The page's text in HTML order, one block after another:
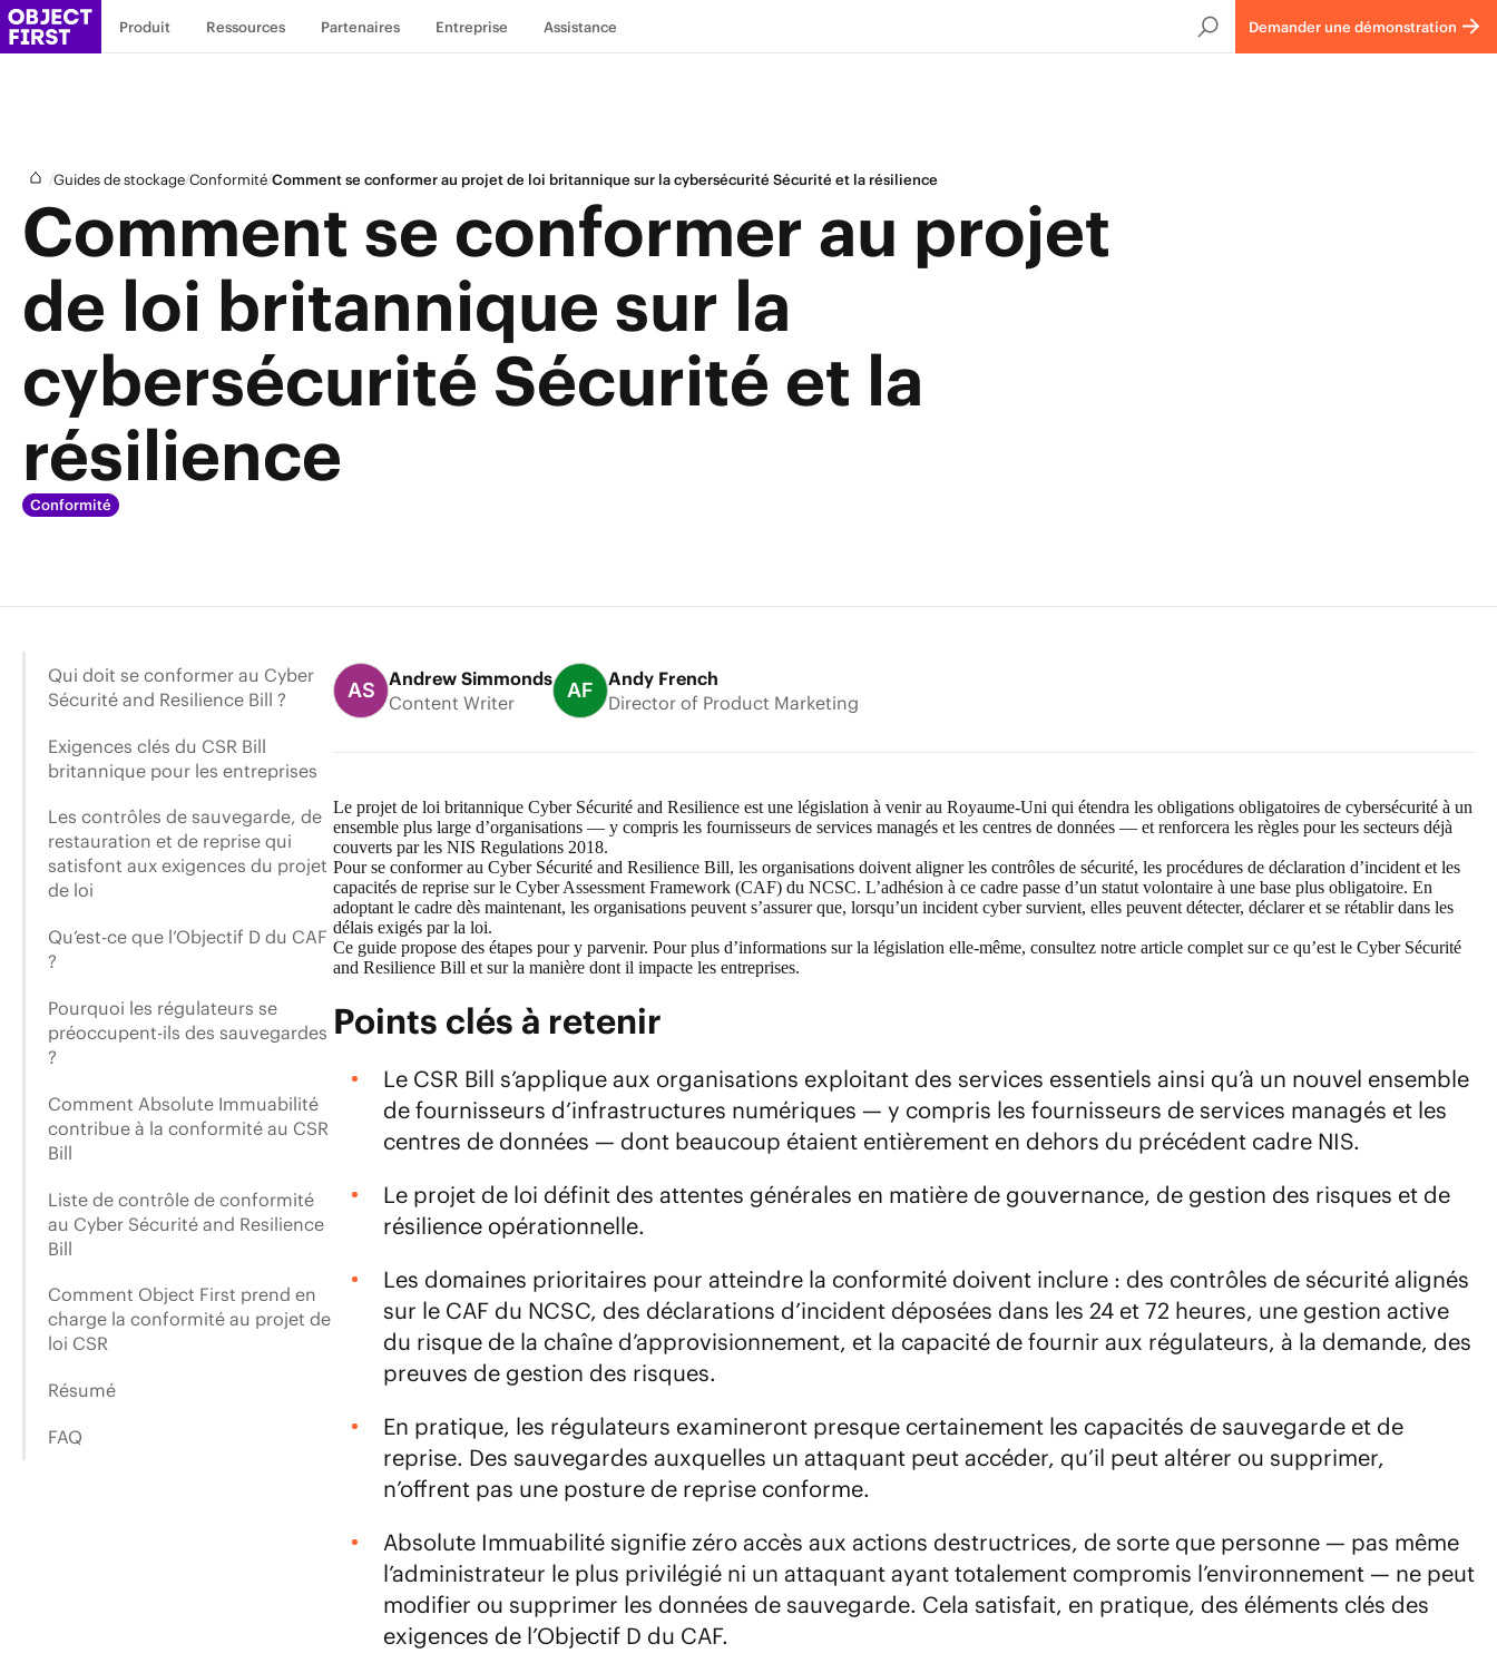
Produit Ressources Partenaires Entreprise Assistance Demander une démonstration
/Guides de stockage/Conformité/Comment se conformer au projet de loi britannique sur la cybersécurité Sécurité et la résilience
Comment se conformer au projet
de loi britannique sur la
cybersécurité Sécurité et la
résilience
Conformité
Qui doit se conformer au Cyber
Sécurité and Resilience Bill ?
Exigences clés du CSR Bill
britannique pour les entreprises
Les contrôles de sauvegarde, de
restauration et de reprise qui
satisfont aux exigences du projet
de loi
Qu’est-ce que l’Objectif D du CAF
?
Pourquoi les régulateurs se
préoccupent-ils des sauvegardes
?
Comment Absolute Immuabilité
contribue à la conformité au CSR
Bill
Liste de contrôle de conformité
au Cyber Sécurité and Resilience
Bill
Comment Object First prend en
charge la conformité au projet de
loi CSR
Résumé
FAQ
AS
Andrew Simmonds
Content Writer
AF
Andy French
Director of Product Marketing
Le projet de loi britannique Cyber Sécurité and Resilience est une législation à venir au Royaume-Uni qui étendra les obligations obligatoires de cybersécurité à un
ensemble plus large d’organisations — y compris les fournisseurs de services managés et les centres de données — et renforcera les règles pour les secteurs déjà
couverts par les NIS Regulations 2018.
Pour se conformer au Cyber Sécurité and Resilience Bill, les organisations doivent aligner les contrôles de sécurité, les procédures de déclaration d’incident et les
capacités de reprise sur le Cyber Assessment Framework (CAF) du NCSC. L’adhésion à ce cadre passe d’un statut volontaire à une base plus obligatoire. En
adoptant le cadre dès maintenant, les organisations peuvent s’assurer que, lorsqu’un incident cyber survient, elles peuvent détecter, déclarer et se rétablir dans les
délais exigés par la loi.
Ce guide propose des étapes pour y parvenir. Pour plus d’informations sur la législation elle-même, consultez notre article complet surce qu’est le Cyber Sécurité
and Resilience Bill et sur la manière dont il impacte les entreprises.
Points clés à retenir
Le CSR Bill s’applique aux organisations exploitant des services essentiels ainsi qu’à un nouvel ensemble
de fournisseurs d’infrastructures numériques — y compris les fournisseurs de services managés et les
centres de données — dont beaucoup étaient entièrement en dehors du précédent cadre NIS.
Le projet de loi définit des attentes générales en matière de gouvernance, de gestion des risques et de
résilience opérationnelle.
Les domaines prioritaires pour atteindre la conformité doivent inclure : des contrôles de sécurité alignés
sur le CAF du NCSC, des déclarations d’incident déposées dans les 24 et 72 heures, une gestion active
du risque de la chaîne d’approvisionnement, et la capacité de fournir aux régulateurs, à la demande, des
preuves de gestion des risques.
En pratique, les régulateurs examineront presque certainement les capacités de sauvegarde et de
reprise. Des sauvegardes auxquelles un attaquant peut accéder, qu’il peut altérer ou supprimer,
n’offrent pas une posture de reprise conforme.
Absolute Immuabilité signifie zéro accès aux actions destructrices, de sorte que personne — pas même
l’administrateur le plus privilégié ni un attaquant ayant totalement compromis l’environnement — ne peut
modifier ou supprimer les données de sauvegarde. Cela satisfait, en pratique, des éléments clés des
exigences de l’Objectif D du CAF.